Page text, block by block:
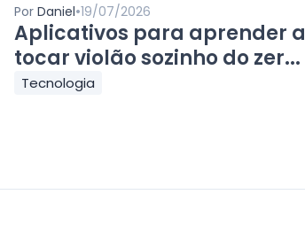
PorDaniel•19/07/2026
Aplicativos para aprender a
tocar violão sozinho do zer...
Tecnologia